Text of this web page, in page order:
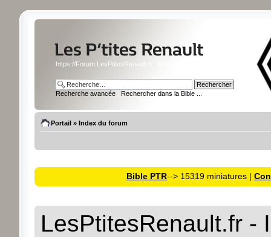
https://Forum.LesPtitesRenault.fr : le forum des miniatures Renault
Recherche avancée | Rechercher dans la Bible ...
Portail» Index du forum
Bible PTR--> 15319 miniatures |
LesPtitesRenault.fr -